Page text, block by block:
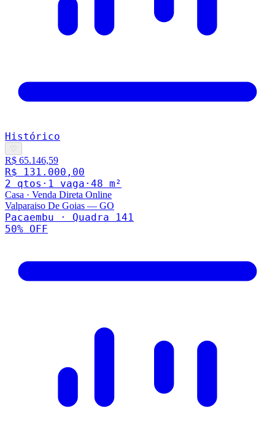
Histórico
♡
R$ 65.146,59
R$ 131.000,00
2 qtos · 1 vaga · 48 m²
Casa · Venda Direta Online
Valparaiso De Goias — GO
Pacaembu · Quadra 141
50% OFF